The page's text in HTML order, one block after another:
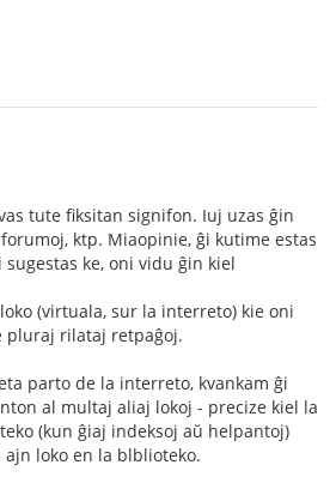
tute fiksitan signifon. Iuj uzas ĝin
ktp. Miaopinie, ĝi kutime estas
sugestas ke, oni vidu ĝin kiel
(virtuala, sur la interreto) kie oni
pluraj rilataj retpaĝoj.
parto de la interreto, kvankam ĝi
al multaj aliaj lokoj - precize kiel la
(kun ĝiaj indeksoj aŭ helpantoj)
loko en la blblioteko.